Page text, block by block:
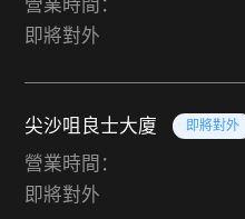
營業時間：
即將對外
尖沙咀良士大廈 即將對外
營業時間：
即將對外